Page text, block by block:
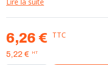
6,26 € TTC
5,22 € HT